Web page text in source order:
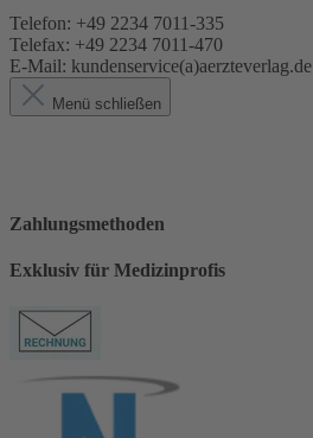
Telefon: +49 2234 7011-335
Telefax: +49 2234 7011-470
E-Mail: kundenservice(a)aerzteverlag.de
Menü schließen
Zahlungsmethoden
Exklusiv für Medizinprofis